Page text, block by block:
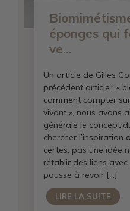
éponges qui
ve...
Un article de Gilles
précédent article : «
comment compter
vivant », nous avons
générale le concept
chercher l’inspiration
certes, pas une idée
rétablir des liens
pousse à revoir […]
LIRE LA SUITE